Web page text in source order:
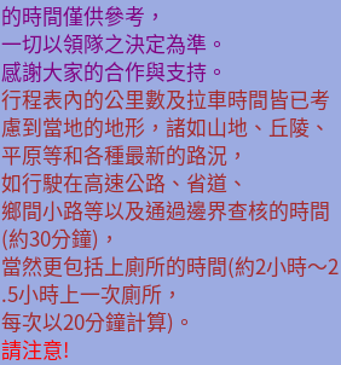
的時間僅供參考，
一切以領隊之決定為準。
感謝大家的合作與支持。
行程表內的公里數及拉車時間皆已考
慮到當地的地形，諸如山地、丘陵、
平原等和各種最新的路況，
如行駛在高速公路、省道、
鄉間小路等以及通過邊界查核的時間
(約30分鐘)，
當然更包括上廁所的時間(約2小時〜2
.5小時上一次廁所，
每次以20分鐘計算)。
請注意!